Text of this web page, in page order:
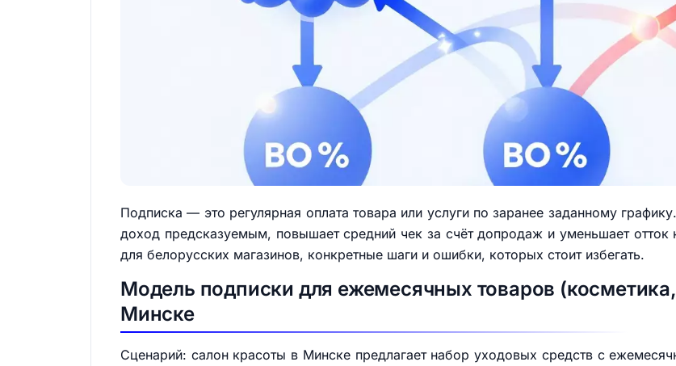
Подписка — это регулярная оплата товара или услуги по заранее заданному
доход предсказуемым, повышает средний чек за счёт допродаж и уменьшает отток
для белорусских магазинов, конкретные шаги и ошибки, которых стоит избегать.
Модель подписки для ежемесячных товаров
Минске
Сценарий: салон красоты в Минске предлагает набор уходовых средств с